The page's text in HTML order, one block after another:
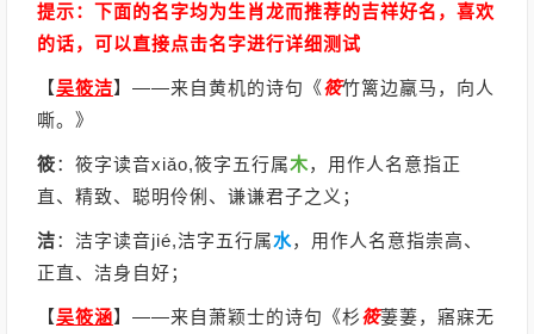
提示：下面的名字均为生肖龙而推荐的吉祥好名，喜欢
的话，可以直接点击名字进行详细测试
【吴筱洁】 ——来自黄机的诗句《筱竹篱边羸马，向人
嘶。》
筱：筱字读音xiǎo,筱字五行属木，用作人名意指正
直、精致、聪明伶俐、谦谦君子之义；
洁：洁字读音jié,洁字五行属水，用作人名意指崇高、
正直、洁身自好；
【吴筱涵】 ——来自萧颖士的诗句《杉筱萋萋，寤寐无